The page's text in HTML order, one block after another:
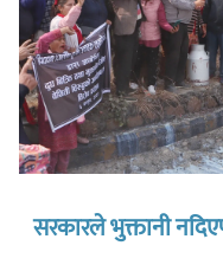
सरकारले भुक्तानी